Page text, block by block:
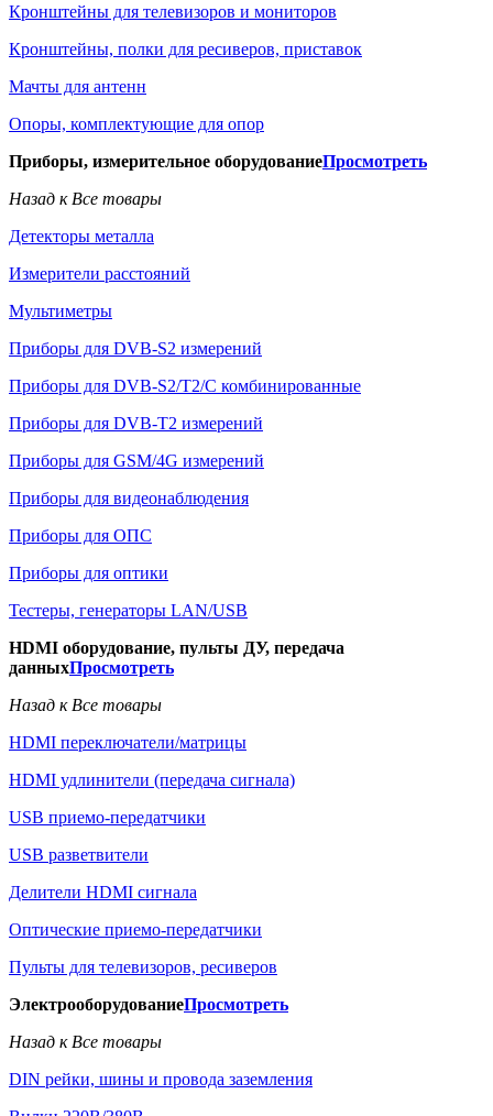
Кронштейны для телевизоров и мониторов
Кронштейны, полки для ресиверов, приставок
Мачты для антенн
Опоры, комплектующие для опор
Приборы, измерительное оборудованиеПросмотреть
Назад к Все товары
Детекторы металла
Измерители расстояний
Мультиметры
Приборы для DVB-S2 измерений
Приборы для DVB-S2/T2/C комбинированные
Приборы для DVB-T2 измерений
Приборы для GSM/4G измерений
Приборы для видеонаблюдения
Приборы для ОПС
Приборы для оптики
Тестеры, генераторы LAN/USB
HDMI оборудование, пульты ДУ, передача
данныхПросмотреть
Назад к Все товары
HDMI переключатели/матрицы
HDMI удлинители (передача сигнала)
USB приемо-передатчики
USB разветвители
Делители HDMI сигнала
Оптические приемо-передатчики
Пульты для телевизоров, ресиверов
ЭлектрооборудованиеПросмотреть
Назад к Все товары
DIN рейки, шины и провода заземления